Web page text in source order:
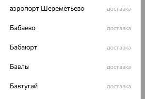
аэропорт Шереметьево доставка
Бабаево доставка
Бабаюрт доставка
Бавлы доставка
Бавтугай доставка